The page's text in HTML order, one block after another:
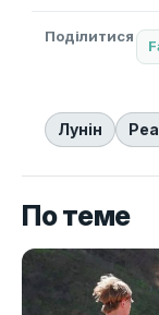
Поділитися
Лунін
По теме